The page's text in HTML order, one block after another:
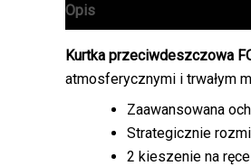
Opis
Kurtka przeciwdeszczowa
atmosferycznymi i trwałym
Zaawansowana
Strategicznie
2 kieszenie na